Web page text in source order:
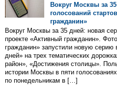
Вокруг Москвы за
голосований
гражданин»
Вокруг Москвы за 35 дней: новая
проекте «Активный гражданин».
гражданин» запустили новую серию
дней» на трех тематических
район», «Достижения столицы».
истории Москвы в пяти
по понедельникам в […]